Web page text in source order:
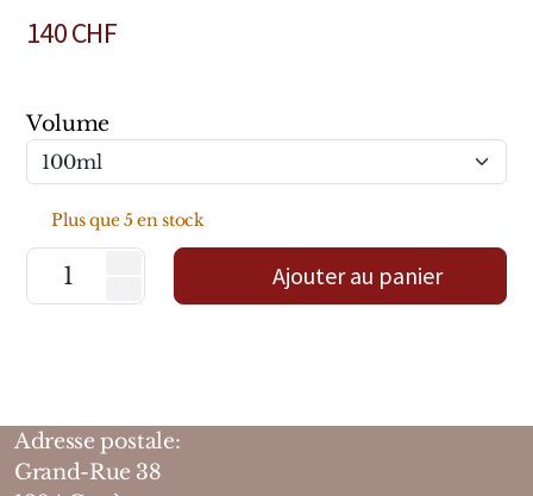
140CHF
Volume
Plus que 5 en stock
Ajouter au panier
Adresse postale:
Grand-Rue 38
Pure Distance
Clive Christian
Marques Argentines
Pour Elle